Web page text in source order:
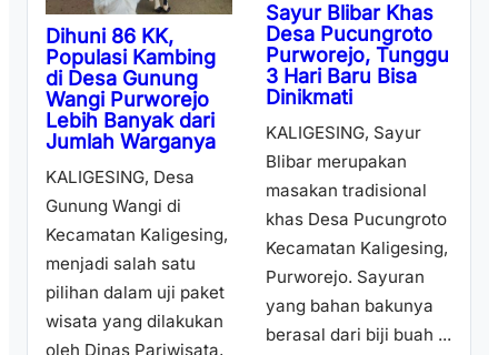
Dihuni 86 KK,
Populasi Kambing
di Desa Gunung
Wangi Purworejo
Lebih Banyak dari
Jumlah Warganya
KALIGESING, Desa
Gunung Wangi di
Kecamatan Kaligesing,
menjadi salah satu
pilihan dalam uji paket
wisata yang dilakukan
oleh Dinas Pariwisata,
Sayur Blibar Khas
Desa Pucungroto
Purworejo, Tunggu
3 Hari Baru Bisa
Dinikmati
KALIGESING, Sayur
Blibar merupakan
masakan tradisional
khas Desa Pucungroto
Kecamatan Kaligesing,
Purworejo. Sayuran
yang bahan bakunya
berasal dari biji buah ...